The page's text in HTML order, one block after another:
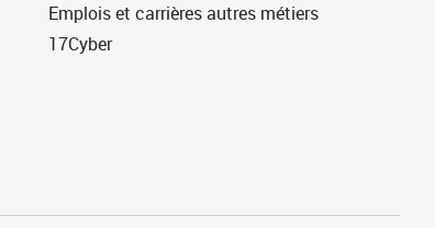
Emplois et carrières autres métiers
17Cyber